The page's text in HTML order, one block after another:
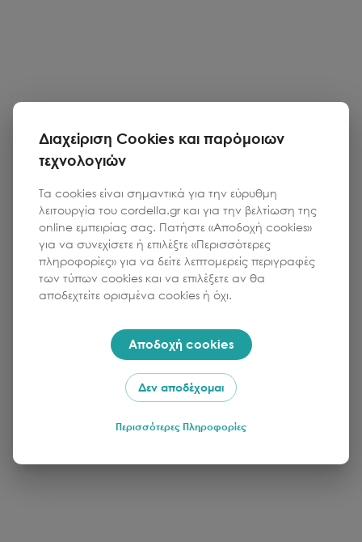
Διαχείριση Cookies και παρόμοιων
τεχνολογιών
Τα cookies είναι σημαντικά για την εύρυθμη
λειτουργία του cordella.gr και για την βελτίωση της
online εμπειρίας σας. Πατήστε «Αποδοχή cookies»
για να συνεχίσετε ή επιλέξτε «Περισσότερες
πληροφορίες» για να δείτε λεπτομερείς περιγραφές
των τύπων cookies και να επιλέξετε αν θα
αποδεχτείτε ορισμένα cookies ή όχι.
Αποδοχή cookies
Δεν αποδέχομαι
Περισσότερες Πληροφορίες